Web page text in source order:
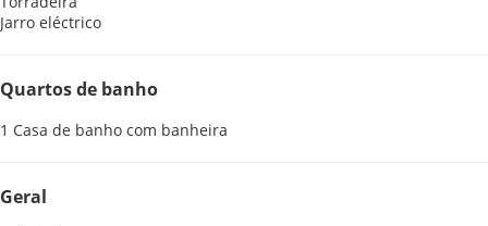
Jarro eléctrico
Quartos de banho
1 Casa de banho com banheira
Geral